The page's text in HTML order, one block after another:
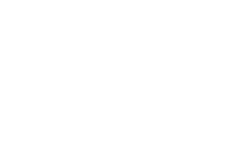
りません。
未対応品が
1月12日よ